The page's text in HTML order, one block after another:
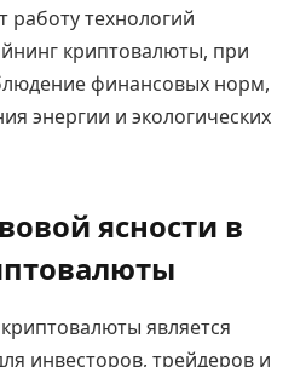
работу технологий
криптовалюты, при
финансовых норм,
энергии и экологических
ясности в
является
инвесторов, трейдеров и